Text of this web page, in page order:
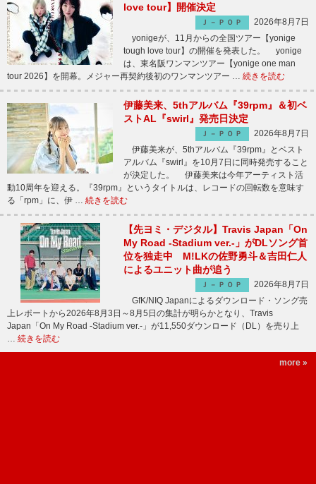
love tour】開催決定
Ｊ－ＰＯＰ
2026年8月7日
yonigeが、11月からの全国ツアー【yonige
tough love tour】の開催を発表した。 yonige
は、東名阪ワンマンツアー【yonige one man
tour 2026】を開幕。メジャー再契約後初のワンマンツアー … 続きを読む
伊藤美来、5thアルバム『39rpm』＆初ベ
ストAL『swirl』発売日決定
Ｊ－ＰＯＰ
2026年8月7日
伊藤美来が、5thアルバム『39rpm』とベスト
アルバム『swirl』を10月7日に同時発売すること
が決定した。 伊藤美来は今年アーティスト活
動10周年を迎える。『39rpm』というタイトルは、レコードの回転数を意味す
る「rpm」に、伊 … 続きを読む
【先ヨミ・デジタル】Travis Japan「On
My Road -Stadium ver.-」がDLソング首
位を独走中 M!LKの佐野勇斗＆吉田仁人
によるユニット曲が追う
Ｊ－ＰＯＰ
2026年8月7日
GfK/NIQ Japanによるダウンロード・ソング売
上レポートから2026年8月3日～8月5日の集計が明らかとなり、Travis
Japan「On My Road -Stadium ver.-」が11,550ダウンロード（DL）を売り上
… 続きを読む
more »